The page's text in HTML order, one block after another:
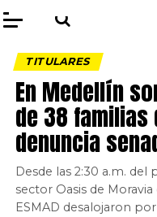
TITULARES
En Medellín
de 38 familias
denuncia
Desde las 2:30 a.m.
sector Oasis de
ESMAD desalojaron